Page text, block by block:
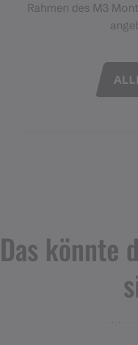
Rahmen des M3
Das könnte